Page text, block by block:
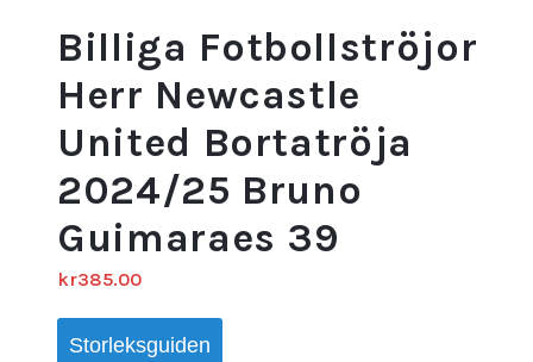
Billiga Fotbollströjor
Herr Newcastle
United Bortatröja
2024/25 Bruno
Guimaraes 39
kr385.00
Storleksguiden